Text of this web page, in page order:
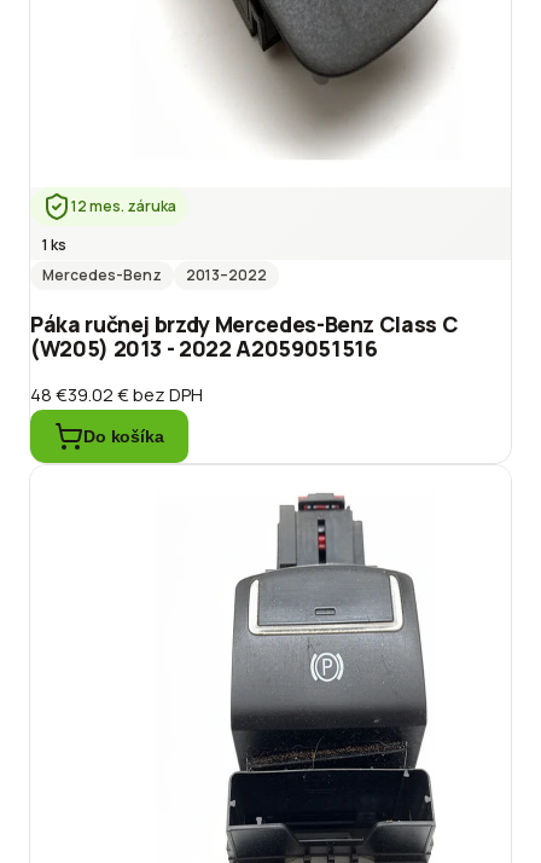
12 mes. záruka
1 ks
Mercedes-Benz
2013–2022
Páka ručnej brzdy Mercedes-Benz Class C
(W205) 2013 - 2022 A2059051516
48 €39.02 €bez DPH
Do košíka